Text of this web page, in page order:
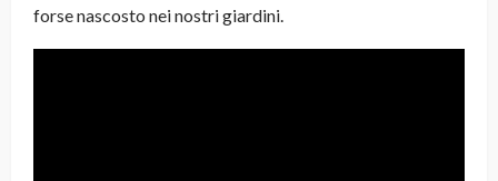
forse nascosto nei nostri giardini.